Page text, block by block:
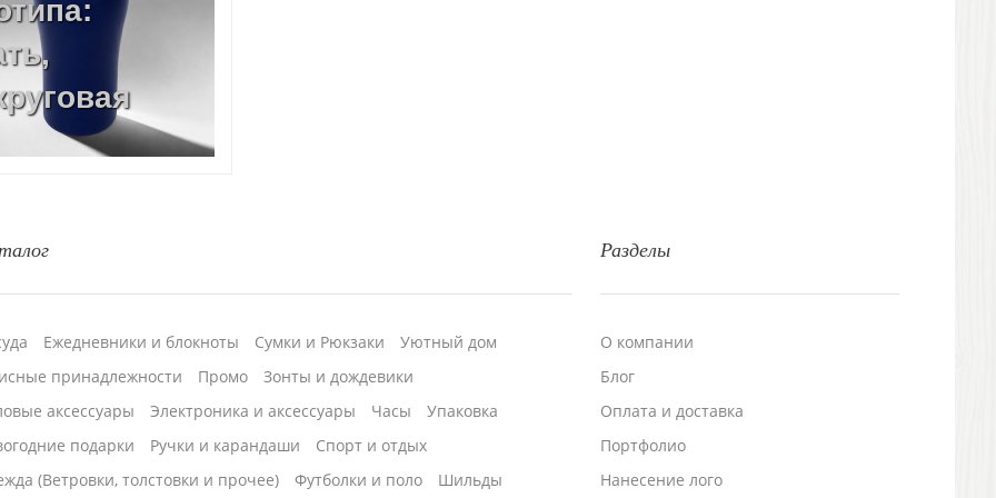
Разделы
О компании
Блог
Оплата и доставка
Портфолио
Нанесение лого
Ежедневники и блокноты Сумки и Рюкзаки
Уютный дом
принадлежности
Промо
Зонты и дождевики
аксессуары
Электроника и аксессуары Часы
Упаковка
подарки
Ручки и карандаши
Спорт и отдых
(Ветровки, толстовки и прочее)
Футболки и поло Шильды